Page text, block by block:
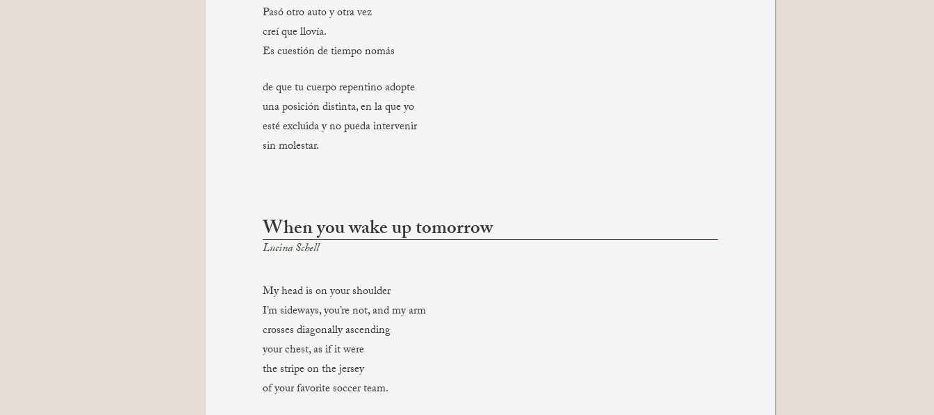
Pasó otro auto y otra vez
creí que llovía.
Es cuestión de tiempo nomás
de que tu cuerpo repentino adopte
una posición distinta, en la que yo
esté excluida y no pueda intervenir
sin molestar.
When you wake up tomorrow
Lucina Schell
My head is on your shoulder
I’m sideways, you’re not, and my arm
crosses diagonally ascending
your chest, as if it were
the stripe on the jersey
of your favorite soccer team.